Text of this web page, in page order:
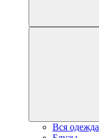
Вся одежда